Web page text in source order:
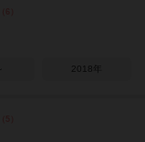
2018年